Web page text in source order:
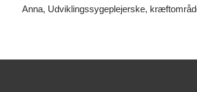
Anna, Udviklingssygeplejerske,